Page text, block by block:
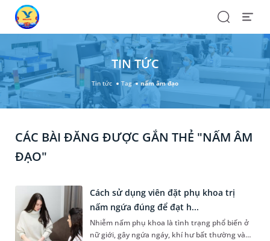
SearchOpen
TIN TỨC
Tin tức Tag nấm âm đạo
CÁC BÀI ĐĂNG ĐƯỢC GẮN THẺ "NẤM ÂM
ĐẠO"
Cách sử dụng viên đặt phụ khoa trị
nấm ngứa đúng để đạt h...
Nhiễm nấm phụ khoa là tình trạng phổ biến ở
nữ giới, gây ngứa ngáy, khí hư bất thường và